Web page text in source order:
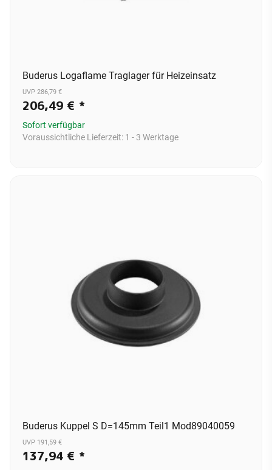
Buderus Logaflame Traglager für Heizeinsatz
UVP 286,79 €
206,49 € *
Sofort verfügbar
Voraussichtliche Lieferzeit: 1 - 3 Werktage
Buderus Kuppel S D=145mm Teil1 Mod89040059
UVP 191,59 €
137,94 € *